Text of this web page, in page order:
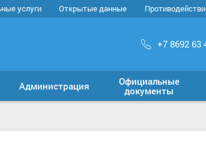
услуги Открытые данные
+7 8692 63
Администрация
Официальные
документы